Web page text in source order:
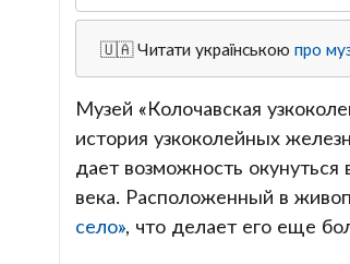
🇺🇦 Читати українською про
Музей «Колочавская
история узкоколейных
дает возможность
века. Расположенный в
село», что делает его еще